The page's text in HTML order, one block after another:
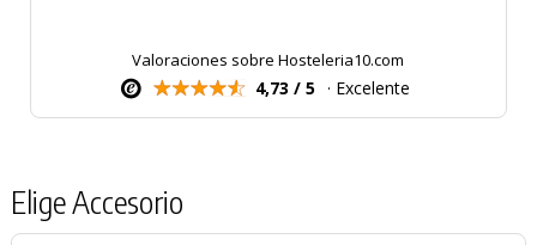
Valoraciones sobre Hosteleria10.com
4,73 / 5 · Excelente
Elige Accesorio